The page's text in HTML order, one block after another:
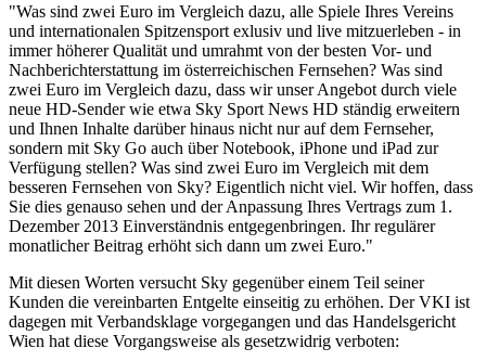
"Was sind zwei Euro im Vergleich dazu, alle Spiele Ihres Vereins
und internationalen Spitzensport exlusiv und live mitzuerleben - in
immer höherer Qualität und umrahmt von der besten Vor- und
Nachberichterstattung im österreichischen Fernsehen? Was sind
zwei Euro im Vergleich dazu, dass wir unser Angebot durch viele
neue HD-Sender wie etwa Sky Sport News HD ständig erweitern
und Ihnen Inhalte darüber hinaus nicht nur auf dem Fernseher,
sondern mit Sky Go auch über Notebook, iPhone und iPad zur
Verfügung stellen? Was sind zwei Euro im Vergleich mit dem
besseren Fernsehen von Sky? Eigentlich nicht viel. Wir hoffen, dass
Sie dies genauso sehen und der Anpassung Ihres Vertrags zum 1.
Dezember 2013 Einverständnis entgegenbringen. Ihr regulärer
monatlicher Beitrag erhöht sich dann um zwei Euro."
Mit diesen Worten versucht Sky gegenüber einem Teil seiner
Kunden die vereinbarten Entgelte einseitig zu erhöhen. Der VKI ist
dagegen mit Verbandsklage vorgegangen und das Handelsgericht
Wien hat diese Vorgangsweise als gesetzwidrig verboten: